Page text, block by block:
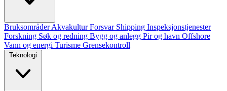
BruksområderAkvakulturForsvar Shipping Inspeksjonstjenester
Forskning Søk og redning Bygg og anlegg Pir og havn Offshore
Vann og energi Turisme Grensekontroll
Teknologi